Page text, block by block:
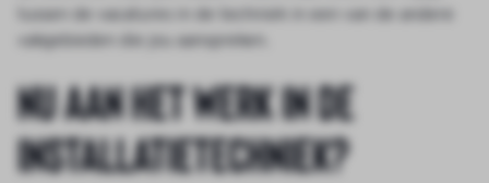
tussen de vacatures in de techniek in een van de andere
vakgebieden die jou aanspreken.
Nu aan het werk in de
installatietechniek?